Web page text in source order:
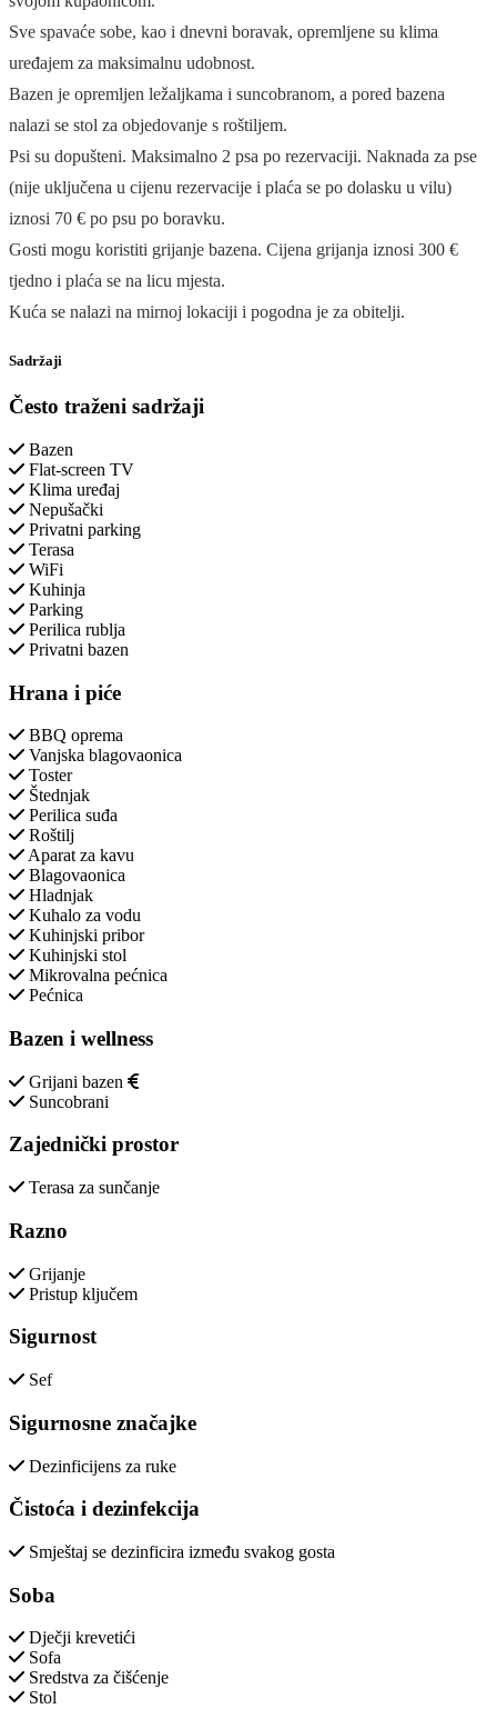
Sve spavaće sobe, kao i dnevni boravak, opremljene su klima
uređajem za maksimalnu udobnost.
Bazen je opremljen ležaljkama i suncobranom, a pored bazena
nalazi se stol za objedovanje s roštiljem.
Psi su dopušteni. Maksimalno 2 psa po rezervaciji. Naknada za pse
(nije uključena u cijenu rezervacije i plaća se po dolasku u vilu)
iznosi 70 € po psu po boravku.
Gosti mogu koristiti grijanje bazena. Cijena grijanja iznosi 300 €
tjedno i plaća se na licu mjesta.
Kuća se nalazi na mirnoj lokaciji i pogodna je za obitelji.
Sadržaji
Često traženi sadržaji
Bazen
Flat-screen TV
Klima uređaj
Nepušački
Privatni parking
Terasa
WiFi
Kuhinja
Parking
Perilica rublja
Privatni bazen
Hrana i piće
BBQ oprema
Vanjska blagovaonica
Toster
Štednjak
Perilica suđa
Roštilj
Aparat za kavu
Blagovaonica
Hladnjak
Kuhalo za vodu
Kuhinjski pribor
Kuhinjski stol
Mikrovalna pećnica
Pećnica
Bazen i wellness
Grijani bazen
Suncobrani
Zajednički prostor
Terasa za sunčanje
Razno
Grijanje
Pristup ključem
Sigurnost
Sef
Sigurnosne značajke
Dezinficijens za ruke
Čistoća i dezinfekcija
Smještaj se dezinficira između svakog gosta
Soba
Dječji krevetići
Sofa
Sredstva za čišćenje
Stol